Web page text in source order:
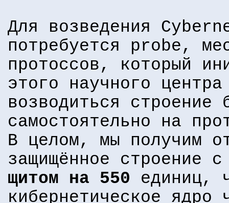
Для возведения
потребуется probe,
протоссов, который
этого научного
возводиться строение
самостоятельно на
В целом, мы получим
защищённое строение
щитом на 550 единиц,
кибернетическое ядро